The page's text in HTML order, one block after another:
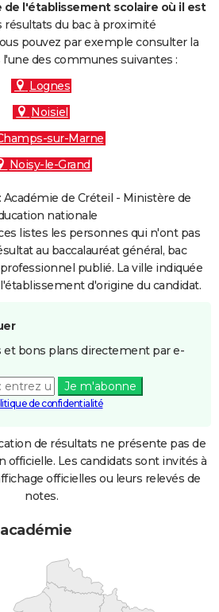
de l'établissement scolaire où il est
résultats du bac à proximité
pouvez par exemple consulter la
des communes suivantes :
Lognes
Noisiel
sur-Marne
Noisy-le-Grand
Académie de Créteil - Ministère de
nationale
listes les personnes qui n'ont pas
au baccalauréat général, bac
publié. La ville indiquée
d'origine du candidat.
et bons plans directement par e-
Je m'abonne
de confidentialité
de résultats ne présente pas de
officielle. Les candidats sont invités à
officielles ou leurs relevés de
notes.